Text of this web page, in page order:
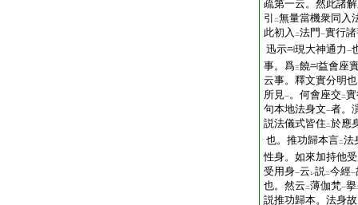
疏第一云。然此諸
引
二無量當機衆同入
此初入 二法門 一實行
迅示
現大神通力 一
事。爲三饒
益會座
云事。釋文實分明
所見一。何會座交二
句本地法身文一者。
説法儀式皆住 二於應
也。推功歸本言二法
性身。如來加持他
受用身一云 レ説二今經一
也。然云 二薄伽梵一擧
説推功歸本。法身